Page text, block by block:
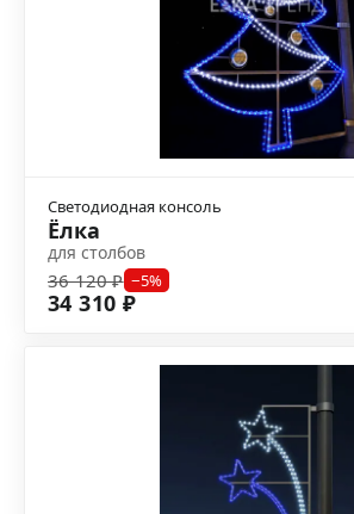
Светодиодная консоль
Ёлка
для столбов
36 120 ₽ −5%
34 310 ₽